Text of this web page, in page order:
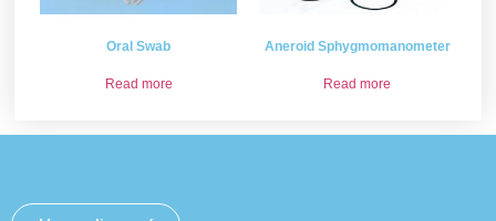
Oral Swab
Read more
Aneroid Sphygmomanometer
Read more